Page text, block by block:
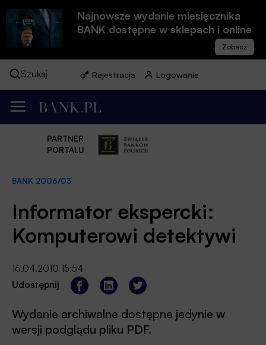
Najnowsze wydanie miesięcznika
BANK dostępne w sklepach i online
Szukaj Rejestracja Logowanie
PARTNER
PORTALU
BANK 2006/03
Informator ekspercki:
Komputerowi detektywi
16.04.2010 15:54
Udostępnij
Wydanie archiwalne dostępne jedynie w
wersji podglądu pliku PDF.